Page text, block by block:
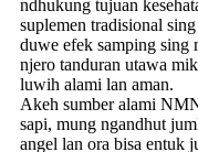
ndhukung tujuan
suplemen tradisional
duwe efek samping
njero tanduran utawa
luwih alami lan aman.
Akeh sumber alami
sapi, mung ngandhut
angel lan ora bisa entuk